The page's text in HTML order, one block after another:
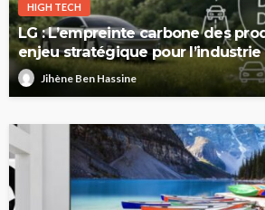
HIGH TECH
LG : L’empreinte carbone des
enjeu stratégique pour
européenne
Jihène Ben Hassine